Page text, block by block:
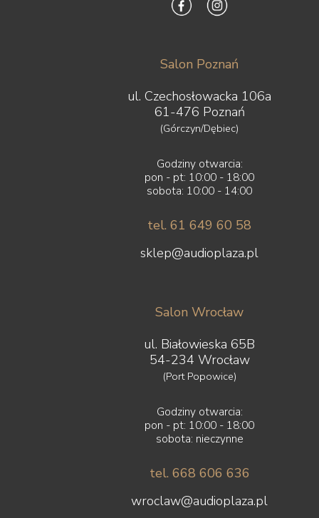
Salon Poznań
ul. Czechosłowacka 106a
61-476 Poznań
(Górczyn/Dębiec)
Godziny otwarcia:
pon - pt: 10:00 - 18:00
sobota: 10:00 - 14:00
tel. 61 649 60 58
sklep@audioplaza.pl
Salon Wrocław
ul. Białowieska 65B
54-234 Wrocław
(Port Popowice)
Godziny otwarcia:
pon - pt: 10:00 - 18:00
sobota: nieczynne
tel. 668 606 636
wroclaw@audioplaza.pl